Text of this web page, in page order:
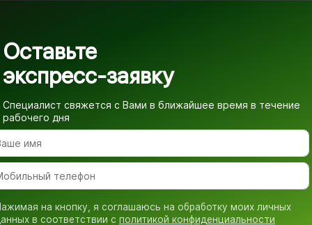
Оставьте
экспресс-заявку
Специалист свяжется с Вами в ближайшее время в течение
рабочего дня
на кнопку, я соглашаюсь на обработку моих личных
в соответствии с политикой конфиденциальности